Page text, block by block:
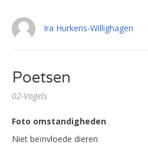
Ira Hurkens-Willighagen
Poetsen
02-Vogels
Foto omstandigheden
Niet beïnvloede dieren